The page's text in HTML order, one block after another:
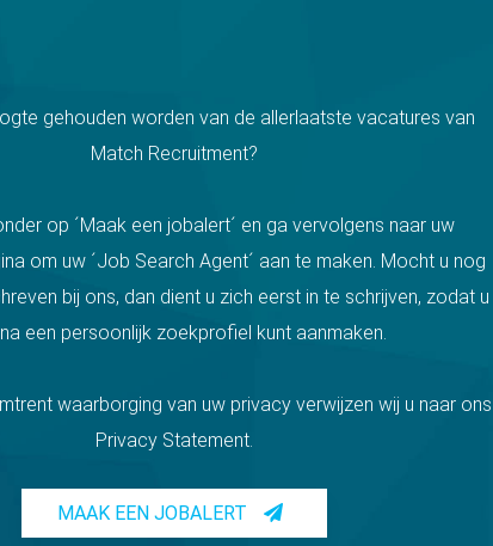
gehouden worden van de allerlaatste vacatures van
Match Recruitment?
op ´Maak een jobalert´ en ga vervolgens naar uw
om uw ´Job Search Agent´ aan te maken. Mocht u nog
bij ons, dan dient u zich eerst in te schrijven, zodat u
een persoonlijk zoekprofiel kunt aanmaken.
waarborging van uw privacy verwijzen wij u naar ons
Privacy Statement.
MAAK EEN JOBALERT